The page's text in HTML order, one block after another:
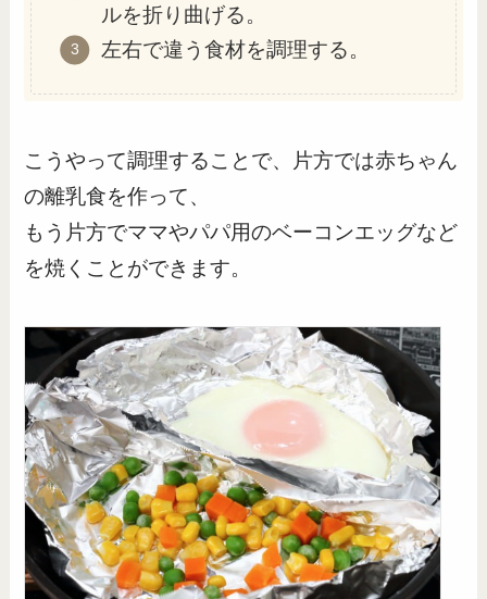
ルを折り曲げる。
左右で違う食材を調理する。
こうやって調理することで、片方では赤ちゃん
の離乳食を作って、
もう片方でママやパパ用のベーコンエッグなど
を焼くことができます。